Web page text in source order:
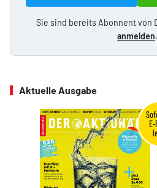
Sie sind bereits Abonnent von
anmelden.
Aktuelle Ausgabe